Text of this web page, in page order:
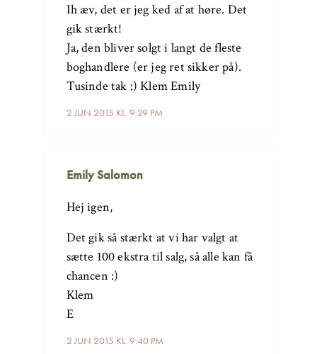
2 JUN 2015 KL. 9:29 PM
Ih æv, det er jeg ked af at høre. Det
gik stærkt!
Ja, den bliver solgt i langt de fleste
boghandlere (er jeg ret sikker på).
Tusinde tak :) Klem Emily
Emily Salomon
2 JUN 2015 KL. 9:40 PM
Hej igen,
Det gik så stærkt at vi har valgt at
sætte 100 ekstra til salg, så alle kan få
chancen :)
Klem
E